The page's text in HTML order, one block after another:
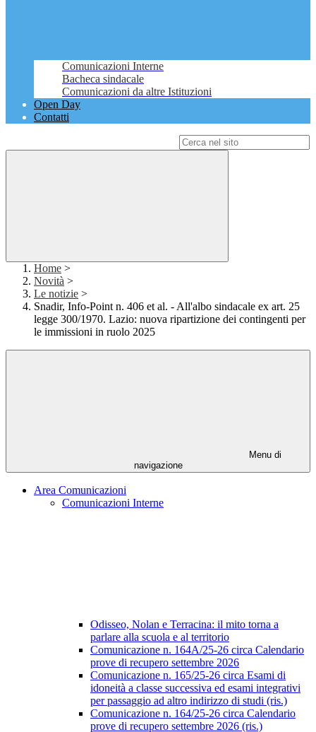
Comunicazioni Interne
Bacheca sindacale
Comunicazioni da altre Istituzioni
Open Day
Contatti
Home >
Novità >
Le notizie >
Snadir, Info-Point n. 406 et al. - All'albo sindacale ex art. 25
legge 300/1970. Lazio: nuova ripartizione dei contingenti per
le immissioni in ruolo 2025
Menu di
navigazione
Area Comunicazioni
Comunicazioni Interne
Odisseo, Nolan e Terracina: il mito torna a
parlare alla scuola e al territorio
Comunicazione n. 164A/25-26 circa Calendario
prove di recupero settembre 2026
Comunicazione n. 165/25-26 circa Esami di
idoneità a classe successiva ed esami integrativi
per passaggio ad altro indirizzo di studi (ris.)
Comunicazione n. 164/25-26 circa Calendario
prove di recupero settembre 2026 (ris.)